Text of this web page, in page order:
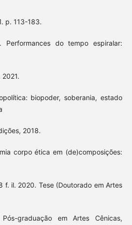
p. 113-183.
Performances do tempo espiralar:
biopoder, soberania, estado
2018.
corpo ética em (de)composições:
f. il. 2020. Tese (Doutorado em Artes
graduação em Artes Cênicas,